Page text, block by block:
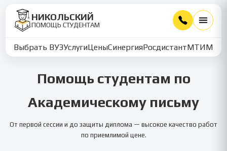
НИКОЛЬСКИЙ
ПОМОЩЬ СТУДЕНТАМ
Выбрать ВУЗУслугиЦеныСинергияРосдистантМТИММУ
Помощь студентам по
Академическому письму
От первой сессии и до защиты диплома — высокое качество работ
по приемлимой цене.